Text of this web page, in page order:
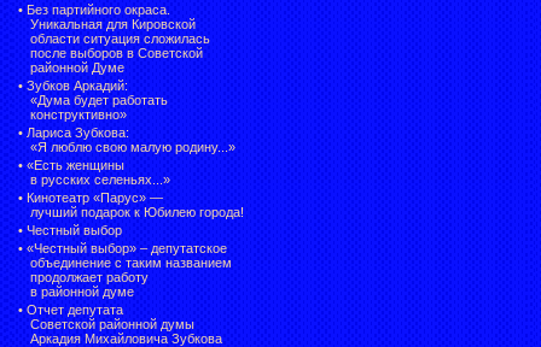
• Без партийного окраса.
Уникальная для Кировской
области ситуация сложилась
после выборов в Советской
районной Думе
• Зубков Аркадий:
«Дума будет работать
конструктивно»
• Лариса Зубкова:
«Я люблю свою малую родину...»
• «Есть женщины
в русских селеньях...»
• Кинотеатр «Парус» —
лучший подарок к Юбилею города!
• Честный выбор
• «Честный выбор» – депутатское
объединение с таким названием
продолжает работу
в районной думе
• Отчет депутата
Советской районной думы
Аркадия Михайловича Зубкова